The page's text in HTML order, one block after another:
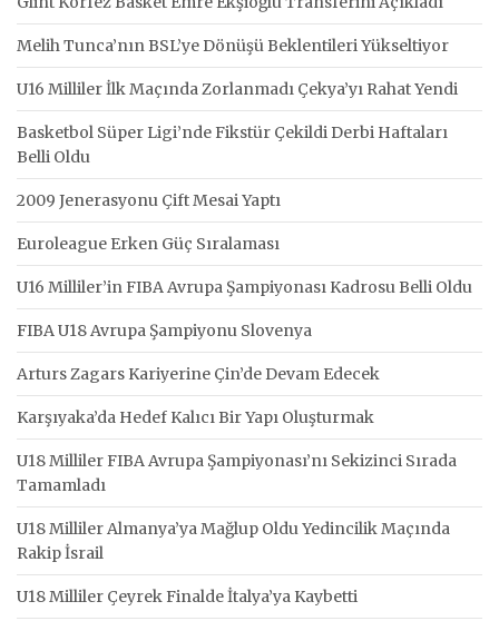
Melih Tunca’nın BSL’ye Dönüşü Beklentileri Yükseltiyor
U16 Milliler İlk Maçında Zorlanmadı Çekya’yı Rahat Yendi
Basketbol Süper Ligi’nde Fikstür Çekildi Derbi Haftaları
Belli Oldu
2009 Jenerasyonu Çift Mesai Yaptı
Euroleague Erken Güç Sıralaması
U16 Milliler’in FIBA Avrupa Şampiyonası Kadrosu Belli Oldu
FIBA U18 Avrupa Şampiyonu Slovenya
Arturs Zagars Kariyerine Çin’de Devam Edecek
Karşıyaka’da Hedef Kalıcı Bir Yapı Oluşturmak
U18 Milliler FIBA Avrupa Şampiyonası’nı Sekizinci Sırada
Tamamladı
U18 Milliler Almanya’ya Mağlup Oldu Yedincilik Maçında
Rakip İsrail
U18 Milliler Çeyrek Finalde İtalya’ya Kaybetti